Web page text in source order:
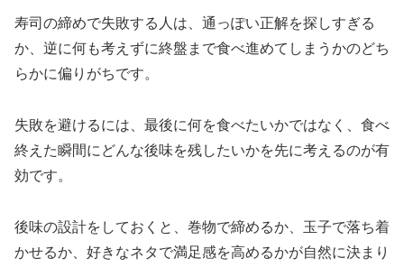
寿司の締めで失敗する人は、通っぽい正解を探しすぎる
か、逆に何も考えずに終盤まで食べ進めてしまうかのどち
らかに偏りがちです。
失敗を避けるには、最後に何を食べたいかではなく、食べ
終えた瞬間にどんな後味を残したいかを先に考えるのが有
効です。
後味の設計をしておくと、巻物で締めるか、玉子で落ち着
かせるか、好きなネタで満足感を高めるかが自然に決まり